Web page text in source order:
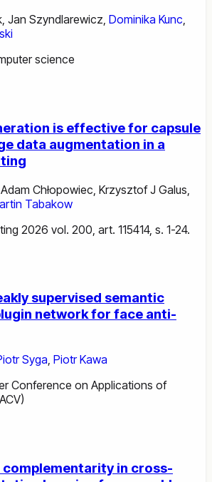
, Jan Szyndlarewicz, Dominika Kunc,
science
is effective for capsule
data augmentation in a
Adam Chłopowiec Krzysztof J Galus
Tabakow
2026 vol. 200, art. 115414, s. 1-24.
supervised semantic
network for face anti-
Syga, Piotr Kawa
Conference on Applications of
complementarity in cross-